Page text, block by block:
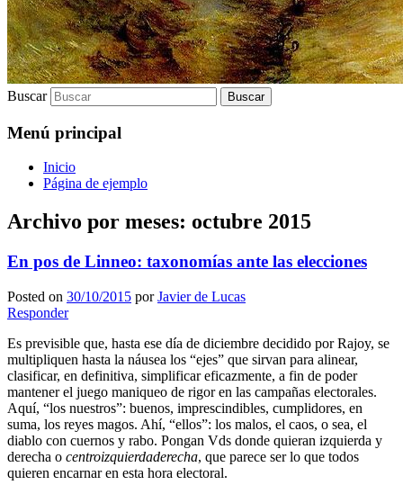
Buscar
Menú principal
Inicio
Página de ejemplo
Archivo por meses: octubre 2015
En pos de Linneo: taxonomías ante las elecciones
Posted on 30/10/2015 porJavier de Lucas
Responder
Es previsible que, hasta ese día de diciembre decidido por Rajoy, se
multipliquen hasta la náusea los “ejes” que sirvan para alinear,
clasificar, en definitiva, simplificar eficazmente, a fin de poder
mantener el juego maniqueo de rigor en las campañas electorales.
Aquí, “los nuestros”: buenos, imprescindibles, cumplidores, en
suma, los reyes magos. Ahí, “ellos”: los malos, el caos, o sea, el
diablo con cuernos y rabo. Pongan Vds donde quieran izquierda y
derecha o centroizquierdaderecha, que parece ser lo que todos
quieren encarnar en esta hora electoral.